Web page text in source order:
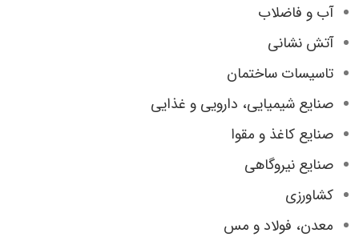
آب و فاضلاب
آتش نشانی
تاسیسات ساختمان
صنایع شیمیایی، دارویی و غذایی
صنایع کاغذ و مقوا
صنایع نیروگاهی
کشاورزی
معدن، فولاد و مس